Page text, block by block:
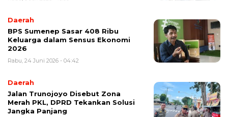
Daerah
BPS Sumenep Sasar 408 Ribu
Keluarga dalam Sensus Ekonomi
2026
Rabu, 24 Juni 2026 - 04:42
Daerah
Jalan Trunojoyo Disebut Zona
Merah PKL, DPRD Tekankan Solusi
Jangka Panjang